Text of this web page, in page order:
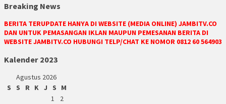
Breaking News
BERITA TERUPDATE HANYA DI WEBSITE (MEDIA ONLINE) JAMBITV.CO
DAN UNTUK PEMASANGAN IKLAN MAUPUN PEMESANAN BERITA DI
WEBSITE JAMBITV.CO HUBUNGI TELP/CHAT KE NOMOR 0812 60 564903
Kalender 2023
Agustus 2026
S
S R K J S
M
1
2